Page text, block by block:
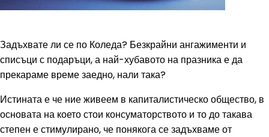
Задъхвате ли се по Коледа? Безкрайни ангажименти и
списъци с подаръци, а най-хубавото на празника е да
прекараме време заедно, нали така?
Истината е че ние живеем в капиталистическо общество, в
основата на което стои консуматорството и то до такава
степен е стимулирано, че понякога се задъхваме от